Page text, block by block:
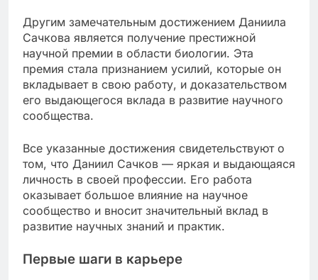
Другим замечательным достижением Даниила
Сачкова является получение престижной
научной премии в области биологии. Эта
премия стала признанием усилий, которые он
вкладывает в свою работу, и доказательством
его выдающегося вклада в развитие научного
сообщества.
Все указанные достижения свидетельствуют о
том, что Даниил Сачков — яркая и выдающаяся
личность в своей профессии. Его работа
оказывает большое влияние на научное
сообщество и вносит значительный вклад в
развитие научных знаний и практик.
Первые шаги в карьере